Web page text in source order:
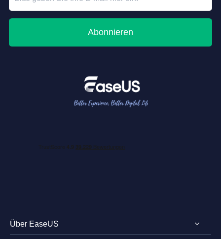
Abonnieren
Über EaseUS